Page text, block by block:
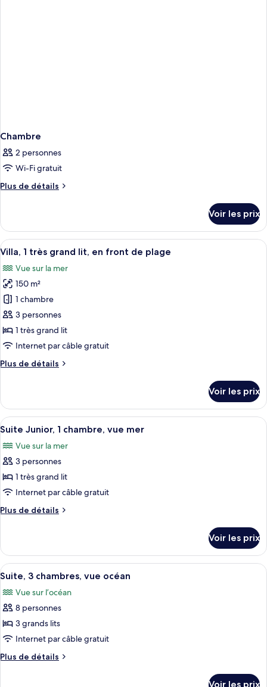
Chambre
2 personnes
Wi-Fi gratuit
Plus de détails
Plus
le
type
de
Chambre
Voir les prix
Afficher
toutes
les
photos
pour
ce
type
de
chambre :
Villa,
grand
lit,
en
front
de
plage
Une chambre d’hôtel moderne
12
Villa, 1 très grand lit, en front de plage
Vue sur la mer
150 m²
1 chambre
3 personnes
1 très grand lit
Internet par câble gratuit
Plus de détails
Plus
le
type
de
Villa,
grand
lit,
front
Voir les prix
Afficher
toutes
les
photos
pour
ce
type
de
Suite
Junior,
1
chambre,
vue
mer
Une chambre d’hôtel équipée d’un
15
Suite Junior, 1 chambre, vue mer
Vue sur la mer
3 personnes
1 très grand lit
Internet par câble gratuit
Plus de détails
Plus
le
type
de
Suite
Junior,
chambre,
vue
Voir les prix
Afficher
toutes
les
photos
pour
ce
type
de
Suite, 3 chambres, vue océan | 1
18
Suite, 3 chambres, vue océan
Vue sur l’océan
8 personnes
3 grands lits
Internet par câble gratuit
Plus de détails
Plus
Voir les prix